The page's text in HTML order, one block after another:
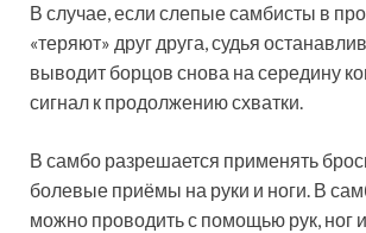
В случае, если слепые самбисты в
«теряют» друг друга, судья
выводит борцов снова на середину
сигнал к продолжению схватки.
В самбо разрешается применять
болевые приёмы на руки и ноги. В
можно проводить с помощью рук, ног